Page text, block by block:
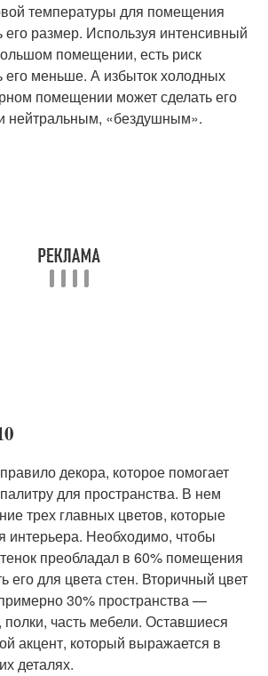
температуры для помещения
его размер. Используя интенсивный
помещении, есть риск
его меньше. А избыток холодных
помещении может сделать его
нейтральным, «бездушным».
декора, которое помогает
для пространства. В нем
трех главных цветов, которые
Необходимо, чтобы
преобладал в 60% помещения
его для цвета стен. Вторичный цвет
30% пространства —
полки, часть мебели. Оставшиеся
акцент, который выражается в
деталях.